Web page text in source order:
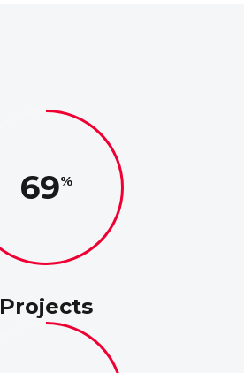
69
Projects